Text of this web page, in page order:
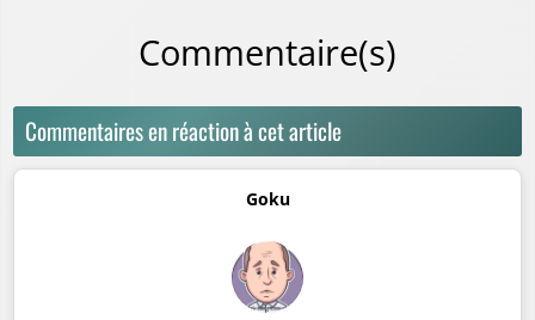
Commentaire(s)
Commentaires en réaction à cet article
Goku